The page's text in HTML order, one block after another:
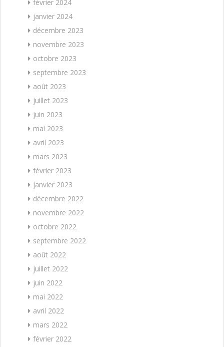
février 2024
janvier 2024
décembre 2023
novembre 2023
octobre 2023
septembre 2023
août 2023
juillet 2023
juin 2023
mai 2023
avril 2023
mars 2023
février 2023
janvier 2023
décembre 2022
novembre 2022
octobre 2022
septembre 2022
août 2022
juillet 2022
juin 2022
mai 2022
avril 2022
mars 2022
février 2022